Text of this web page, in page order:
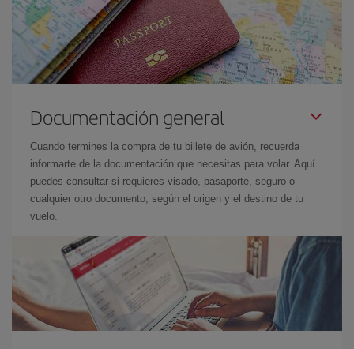
Documentación general
Cuando termines la compra de tu billete de avión, recuerda
informarte de la documentación que necesitas para volar. Aquí
puedes consultar si requieres visado, pasaporte, seguro o
cualquier otro documento, según el origen y el destino de tu
vuelo.